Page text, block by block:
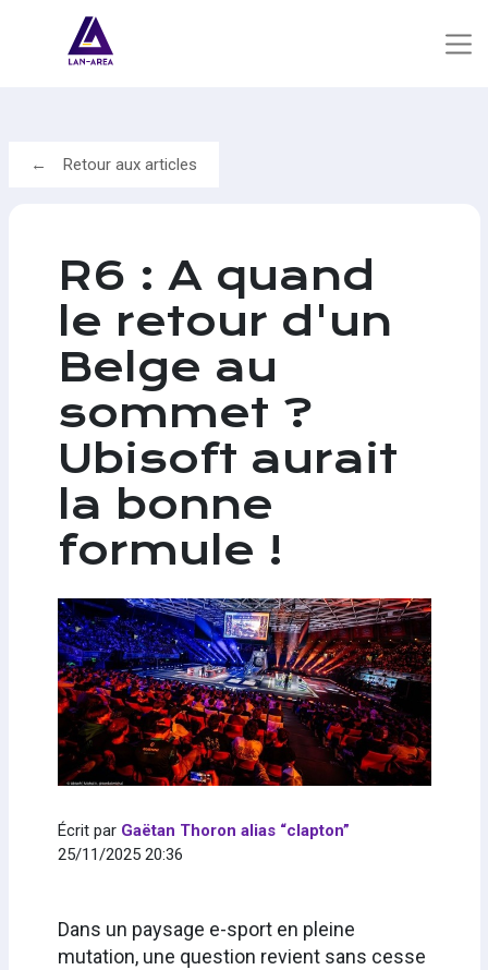
Retour aux articles
R6 : A quand
le retour d'un
Belge au
sommet ?
Ubisoft aurait
la bonne
formule !
Écrit par Gaëtan Thoron alias “clapton”
25/11/2025 20:36
Dans un paysage e-sport en pleine
mutation, une question revient sans cesse